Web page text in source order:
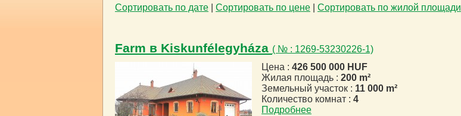
Сортировать по дате Сортировать по цене Сортировать по жилой площади
Farm в Kiskunfélegyháza ( № : 1269-53230226-1)
Цена : 426 500 000 HUF
Жилая площадь : 200 m²
Земельный участок : 11 000 m²
Количество комнат : 4
Подробнее